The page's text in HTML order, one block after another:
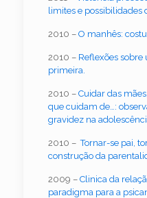
limites e possibilidades
2010 – O manhês:
2010 – Reflexões
primeira.
2010 – Cuidar das
que cuidam de…:
gravidez na
2010 –Tornar-se pai,
construção da
2009 – Clinica da
paradigma para a